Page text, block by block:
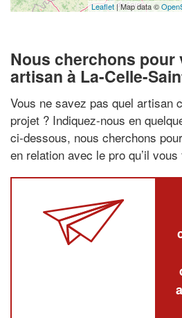
Leaflet | Map data ©
Nous cherchons pour
artisan à La-Celle-
Vous ne savez pas quel artisan
projet ? Indiquez-nous en
ci-dessous, nous cherchons
en relation avec le pro qu’il vous